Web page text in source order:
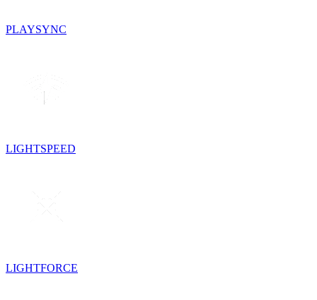
PLAYSYNC
LIGHTSPEED
LIGHTFORCE